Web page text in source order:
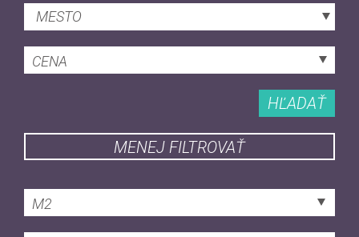
MESTO
CENA
HĽADAŤ
MENEJ FILTROVAŤ
M2